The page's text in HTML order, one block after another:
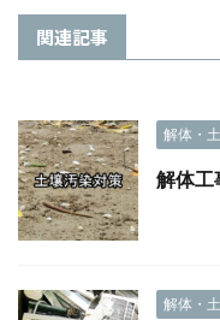
関連記事
解体・
解体工
解体・